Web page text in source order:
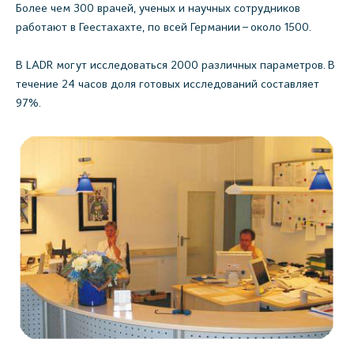
Более чем 300 врачей, ученых и научных сотрудников
работают в Геестахахте, по всей Германии – около 1500.
В LADR могут исследоваться 2000 различных параметров. В
течение 24 часов доля готовых исследований составляет
97%.